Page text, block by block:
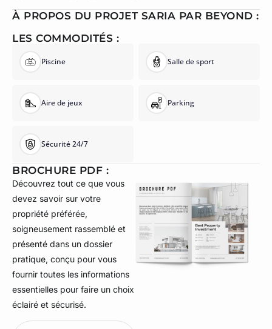
À PROPOS DU PROJET SARIA PAR BEYOND :
LES COMMODITÉS :
Piscine Salle de sport
Aire de jeux Parking
Sécurité 24/7
BROCHURE PDF :
Découvrez tout ce que vous
devez savoir sur votre
propriété préférée,
soigneusement rassemblé et
présenté dans un dossier
pratique, conçu pour vous
fournir toutes les informations
essentielles pour faire un choix
éclairé et sécurisé.